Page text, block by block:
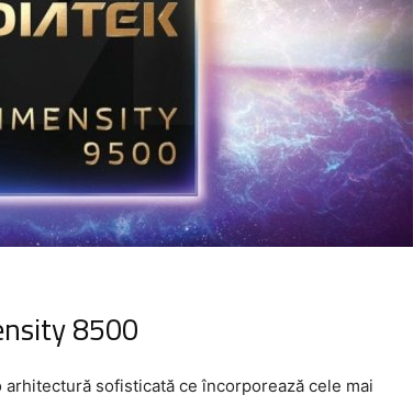
8500
sofisticată ce încorporează cele mai